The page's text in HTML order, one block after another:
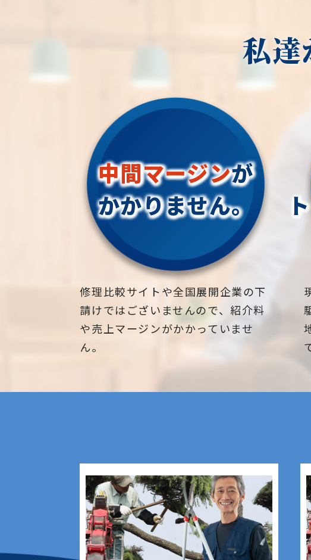
私
中間マージンが
かかりません。
修理比較サイトや全国展開企業の下
請けではございませんので、紹介料
や売上マージンがかかっていませ
ん。